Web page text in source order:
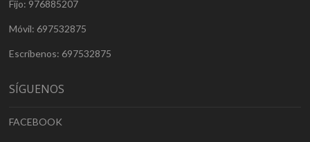
Fijo: 976885207
Móvil: 697532875
Escríbenos: 697532875
SÍGUENOS
FACEBOOK